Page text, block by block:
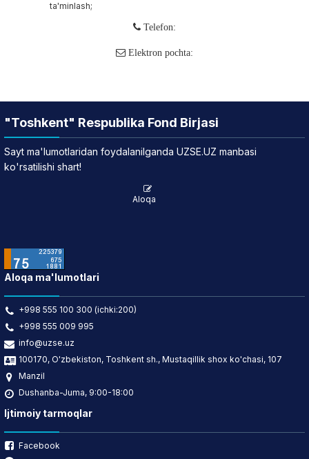
ta'minlash;
Telefon:
Elektron pochta:
"Toshkent" Respublika Fond Birjasi
Sayt ma'lumotlaridan foydalanilganda UZSE.UZ manbasi
ko'rsatilishi shart!
Aloqa
Aloqa ma'lumotlari
+998 555 100 300 (ichki:200)
+998 555 009 995
info@uzse.uz
100170, O'zbekiston, Toshkent sh., Mustaqillik shox ko'chasi, 107
Manzil
Dushanba-Juma, 9:00-18:00
Ijtimoiy tarmoqlar
Facebook